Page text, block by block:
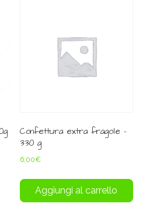
Confettura extra fragole –
330 g
6,00€
Aggiungi al carrello